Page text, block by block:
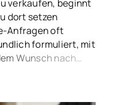
verkaufen, beginnt
dort setzen
Anfragen oft
formuliert, mit
Wunsch nach
unbedacht
oder teure